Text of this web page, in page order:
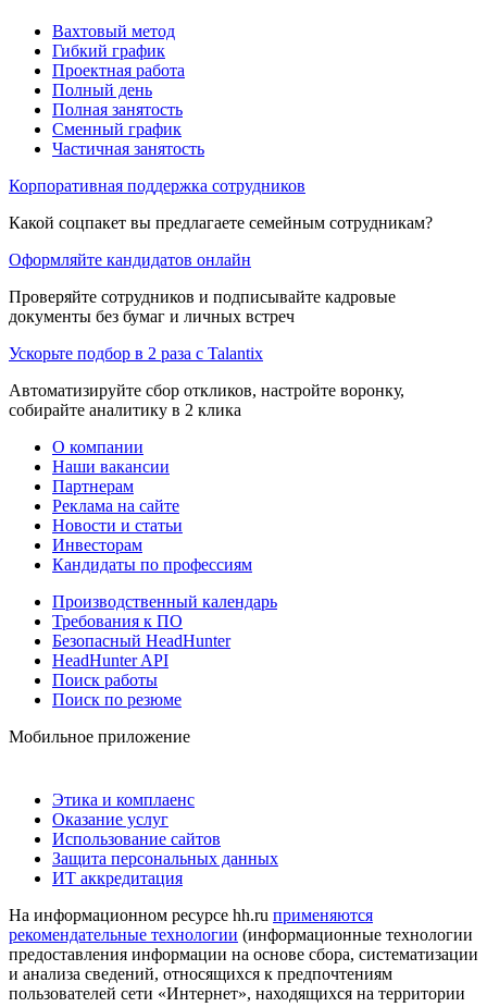
Вахтовый метод
Гибкий график
Проектная работа
Полный день
Полная занятость
Сменный график
Частичная занятость
Корпоративная поддержка сотрудников
Какой соцпакет вы предлагаете семейным сотрудникам?
Оформляйте кандидатов онлайн
Проверяйте сотрудников и подписывайте кадровые
документы без бумаг и личных встреч
Ускорьте подбор в 2 раза с Talantix
Автоматизируйте сбор откликов, настройте воронку,
собирайте аналитику в 2 клика
О компании
Наши вакансии
Партнерам
Реклама на сайте
Новости и статьи
Инвесторам
Кандидаты по профессиям
Производственный календарь
Требования к ПО
Безопасный HeadHunter
HeadHunter API
Поиск работы
Поиск по резюме
Мобильное приложение
Этика и комплаенс
Оказание услуг
Использование сайтов
Защита персональных данных
ИТ аккредитация
На информационном ресурсе hh.ru применяются
рекомендательные технологии (информационные технологии
предоставления информации на основе сбора, систематизации
и анализа сведений, относящихся к предпочтениям
пользователей сети «Интернет», находящихся на территории